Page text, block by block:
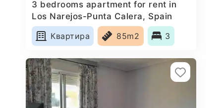
3 bedrooms apartment for rent in
Los Narejos-Punta Calera, Spain
Квартира
85m2 3